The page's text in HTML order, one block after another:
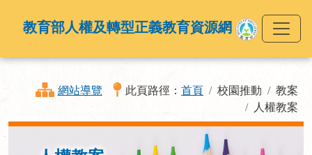
教育部人權及轉型正義教育資源網
網站導覽 此頁路徑： 首頁 校園推動
教案
人權教案